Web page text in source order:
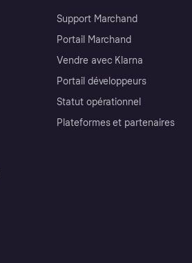
Support Marchand
Portail Marchand
Vendre avec Klarna
Portail développeurs
Statut opérationnel
Plateformes et partenaires